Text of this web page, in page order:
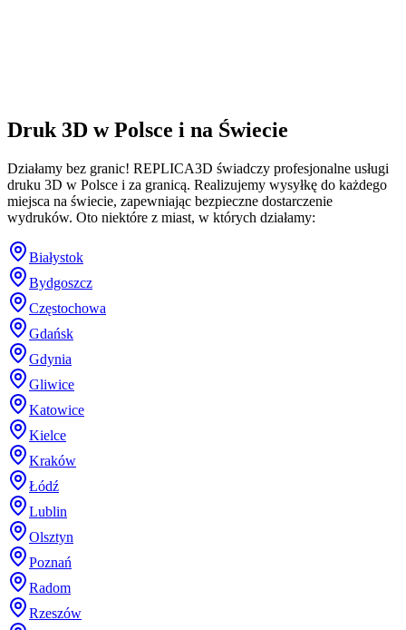
Druk 3D w Polsce i na Świecie
Działamy bez granic! REPLICA3D świadczy profesjonalne usługi
druku 3D w Polsce i za granicą. Realizujemy wysyłkę do każdego
miejsca na świecie, zapewniając bezpieczne dostarczenie
wydruków. Oto niektóre z miast, w których działamy:
Białystok
Bydgoszcz
Częstochowa
Gdańsk
Gdynia
Gliwice
Katowice
Kielce
Kraków
Łódź
Lublin
Olsztyn
Poznań
Radom
Rzeszów